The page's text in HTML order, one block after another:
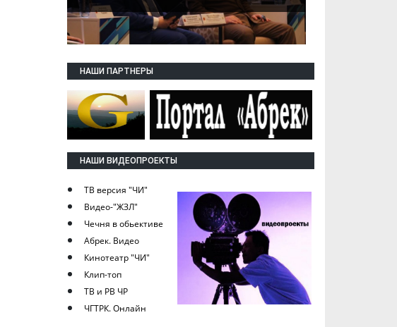
НАШИ ПАРТНЕРЫ
НАШИ ВИДЕОПРОЕКТЫ
ТВ версия "ЧИ"
Видео-"ЖЗЛ"
Чечня в обьективе
Абрек. Видео
Кинотеатр "ЧИ"
Клип-топ
ТВ и РВ ЧР
ЧГТРК. Онлайн